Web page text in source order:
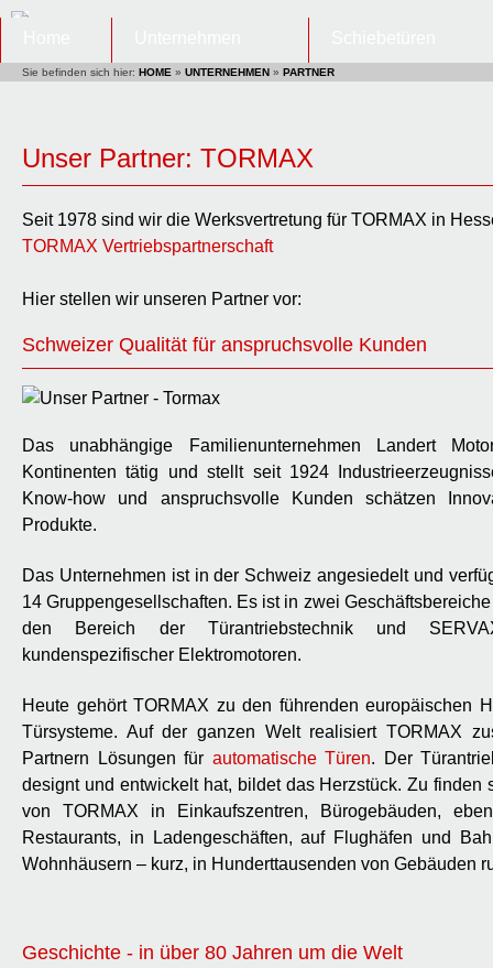
Sie befinden sich hier: HOME » UNTERNEHMEN » PARTNER
Unser Partner: TORMAX
Seit 1978 sind wir die Werksvertretung für TORMAX in
TORMAX Vertriebspartnerschaft
Hier stellen wir unseren Partner vor:
Schweizer Qualität für anspruchsvolle Kunden
Das unabhängige Familienunternehmen Landert
Kontinenten tätig und stellt seit 1924
Know-how und anspruchsvolle Kunden schätzen
Produkte.
Das Unternehmen ist in der Schweiz angesiedelt und
14 Gruppengesellschaften. Es ist in zwei
den Bereich der Türantriebstechnik und
kundenspezifischer Elektromotoren.
Heute gehört TORMAX zu den führenden europäischen
Türsysteme. Auf der ganzen Welt realisiert TORMAX
Partnern Lösungen für automatische Türen. Der
designt und entwickelt hat, bildet das Herzstück. Zu finden
von TORMAX in Einkaufszentren, Bürogebäuden,
Restaurants, in Ladengeschäften, auf Flughäfen und
Wohnhäusern – kurz, in Hunderttausenden von Gebäuden
Geschichte - in über 80 Jahren um die Welt